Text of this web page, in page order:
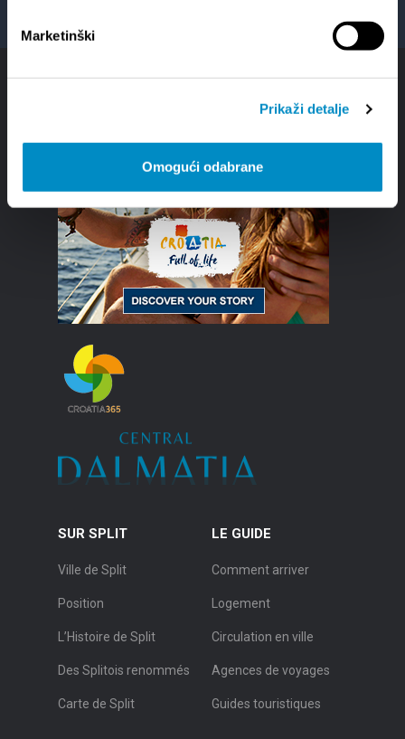
Marketinški
Prikaži detalje
Omogući odabrane
SUR SPLIT
Ville de Split
Position
L’Histoire de Split
Des Splitois renommés
Carte de Split
LE GUIDE
Comment arriver
Logement
Circulation en ville
Agences de voyages
Guides touristiques